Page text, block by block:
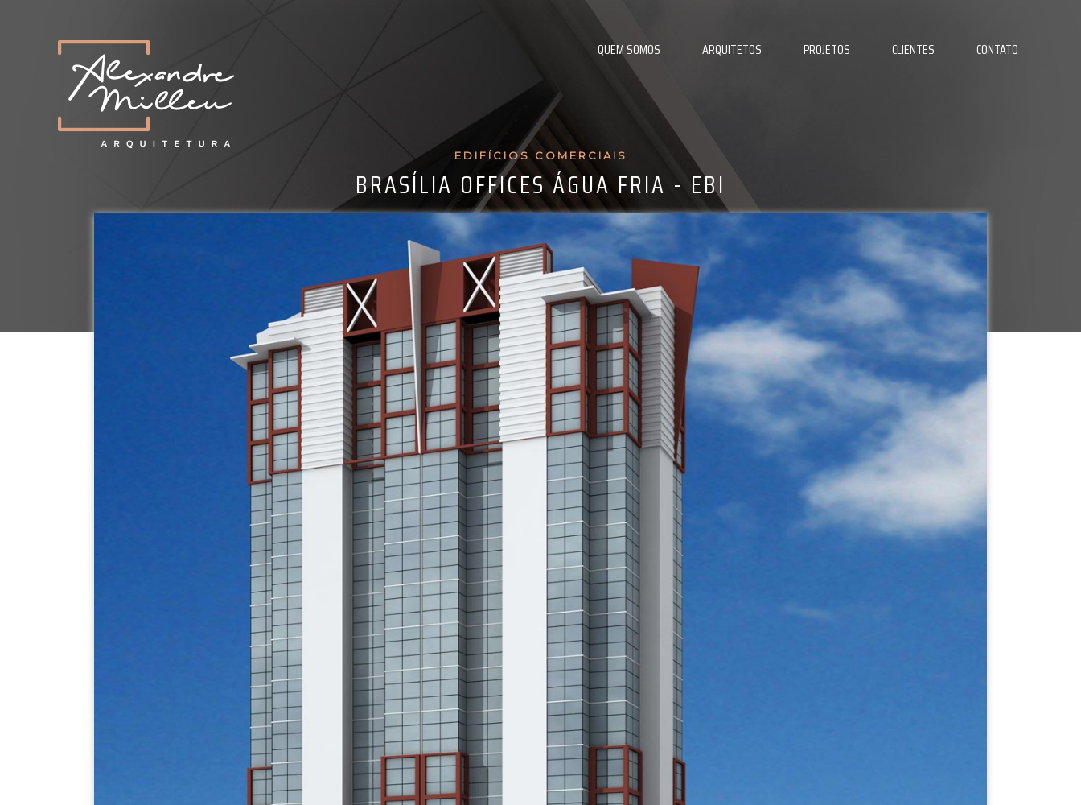
QUEM SOMOS ARQUITETOS PROJETOS CLIENTES CONTATO
EDIFÍCIOS COMERCIAIS
BRASÍLIA OFFICES ÁGUA FRIA - EBI